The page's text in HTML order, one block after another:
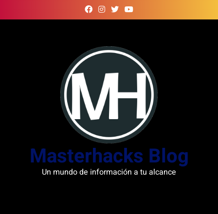
to
Masterhacks Blog
Un mundo de información a tu alcance